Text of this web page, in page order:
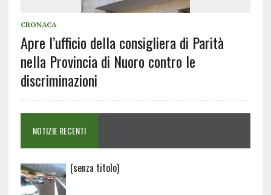
CRONACA
Apre l’ufficio della consigliera di Parità
nella Provincia di Nuoro contro le
discriminazioni
NOTIZIE RECENTI
(senza titolo)Articolo